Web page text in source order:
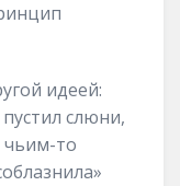
идеей:
слюни,
чьим-то